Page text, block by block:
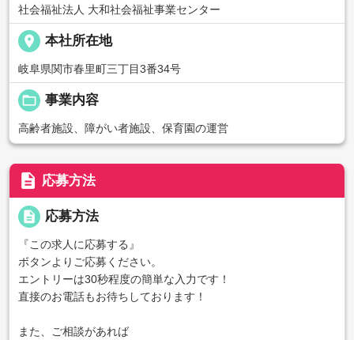
社会福祉法人 大和社会福祉事業センター
place 本社所在地
岐阜県関市春里町三丁目3番34号
folder_open 事業内容
高齢者施設、障がい者施設、保育園の運営
description 応募方法
description 応募方法
『この求人に応募する』
ボタンよりご応募ください。
エントリーは30秒程度の簡単な入力です！
直接のお電話もお待ちしております！
また、ご相談があれば